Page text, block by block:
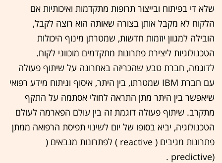
שלא די בפיתוח ובייצור תרופות מתקדמות ואיכותיות אם
הלקוח לא מקבל אותן בצורה שאותה הוא רוצה לקבל,
הובילה למגוון יוזמות חדשות, שמטרתן מינוף היכולות
הטכנולוגיות ליצירת פתרונות מתקדמים מוכווני לקוח.
לדוגמה, חברת טבע שהכריזה באחרונה על שיתוף פעולה
עם חברת IBM שמטרתו, בין היתר, איסוף וניתוח מידע רפואי
שיאפשר בין היתר מתן התראה לחולי אסתמה על התקף
מתקרב. שיתוף פעולה דוגמת זה בין עולם הפארמה לעולם
הטכנולוגיה, יביא בסופו של יום לשינוי תפיסת הרפואה ממתן
פתרונות מגיבים ( reactive ) לפתרונות מנבאים (
(predictive .